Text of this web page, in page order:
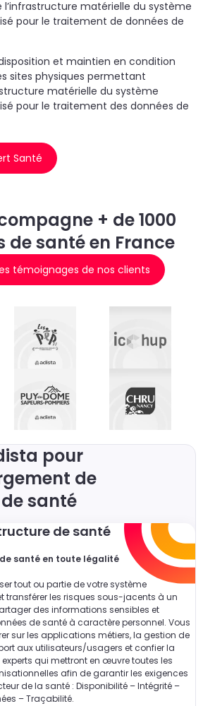
l’infrastructure matérielle du système
pour le traitement de données de
et maintien en condition
sites physiques permettant
matérielle du système
pour le traitement des données de
Santé
+ de 1000
de santé en France
témoignages de nos clients
pour
de
santé
de santé
santé en toute légalité
tout ou partie de votre système
transférer les risques sous-jacents à un
des informations sensibles et
de santé à caractère personnel. Vous
sur les applications métiers, la gestion de
aux utilisateurs/usagers et confier la
qui mettront en œuvre toutes les
afin de garantir les exigences
de la santé : Disponibilité – Intégrité –
– Traçabilité.